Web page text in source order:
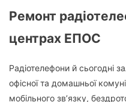
Ремонт
центрах ЕПОС
Радіотелефони й сьогодні
офісної та домашньої
мобільного зв’язку,